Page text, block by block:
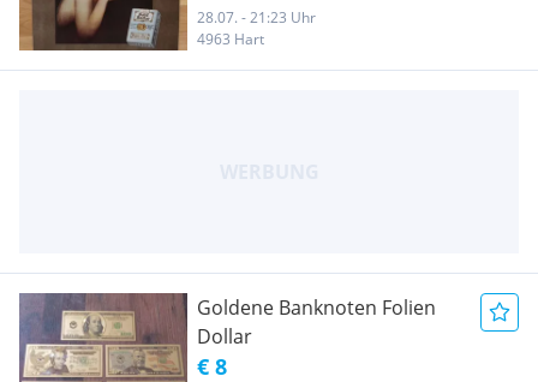
28.07. - 21:23 Uhr
4963 Hart
Goldene Banknoten Folien
Dollar
€ 8